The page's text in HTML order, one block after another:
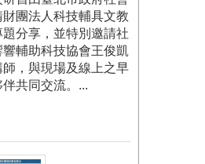
財團法人科技輔具文教
分享，並特別邀請社
響輔助科技協會王俊凱
，與現場及線上之早
共同交流。...